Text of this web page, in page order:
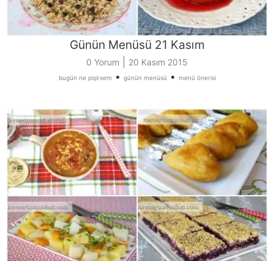
Günün Menüsü 21 Kasım
0 Yorum 20 Kasım 2015
bugün ne pişirsem • günün menüsü • menü önerisi